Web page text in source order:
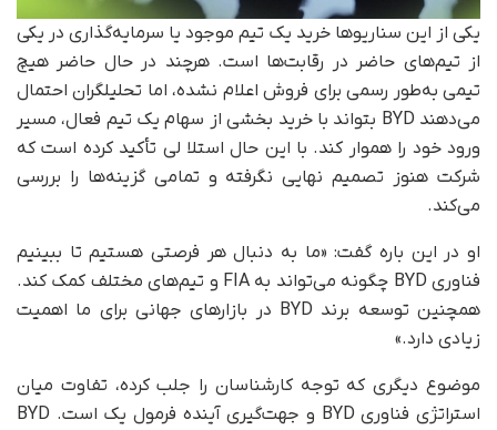
یکی از این سناریوها خرید یک تیم موجود یا سرمایه‌گذاری در یکی
از تیم‌های حاضر در رقابت‌ها است. هرچند در حال حاضر هیچ
تیمی به‌طور رسمی برای فروش اعلام نشده، اما تحلیلگران احتمال
می‌دهند BYD بتواند با خرید بخشی از سهام یک تیم فعال، مسیر
ورود خود را هموار کند. با این حال استلا لی تأکید کرده است که
شرکت هنوز تصمیم نهایی نگرفته و تمامی گزینه‌ها را بررسی
می‌کند.
او در این باره گفت: «ما به دنبال هر فرصتی هستیم تا ببینیم
فناوری BYD چگونه می‌تواند به FIA و تیم‌های مختلف کمک کند.
همچنین توسعه برند BYD در بازارهای جهانی برای ما اهمیت
زیادی دارد.»
موضوع دیگری که توجه کارشناسان را جلب کرده، تفاوت میان
استراتژی فناوری BYD و جهت‌گیری آینده فرمول یک است. BYD